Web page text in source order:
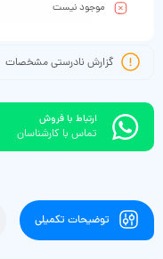
موجود نیست
گزارش نادرستی مشخصات
ارتباط با فروش
تماس با کارشناسان
توضیحات تکمیلی